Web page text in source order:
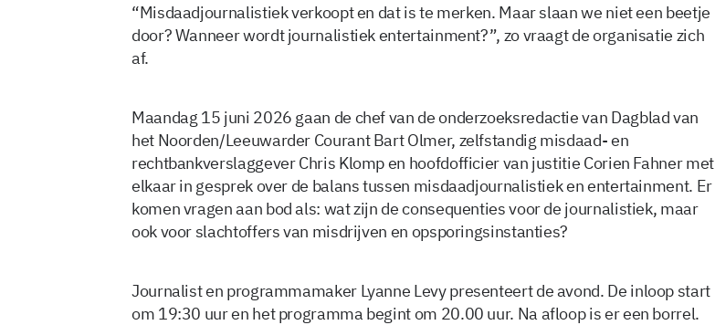
“Misdaadjournalistiek verkoopt en dat is te merken. Maar slaan we niet een beetje
door? Wanneer wordt journalistiek entertainment?”, zo vraagt de organisatie zich
af.
Maandag 15 juni 2026 gaan de chef van de onderzoeksredactie van Dagblad van
het Noorden/Leeuwarder Courant Bart Olmer, zelfstandig misdaad- en
rechtbankverslaggever Chris Klomp en hoofdofficier van justitie Corien Fahner met
elkaar in gesprek over de balans tussen misdaadjournalistiek en entertainment. Er
komen vragen aan bod als: wat zijn de consequenties voor de journalistiek, maar
ook voor slachtoffers van misdrijven en opsporingsinstanties?
Journalist en programmamaker Lyanne Levy presenteert de avond. De inloop start
om 19:30 uur en het programma begint om 20.00 uur. Na afloop is er een borrel.